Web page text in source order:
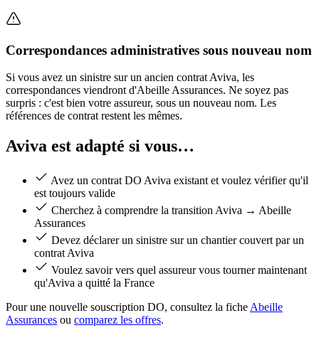
Correspondances administratives sous nouveau nom
Si vous avez un sinistre sur un ancien contrat Aviva, les
correspondances viendront d'Abeille Assurances. Ne soyez pas
surpris : c'est bien votre assureur, sous un nouveau nom. Les
références de contrat restent les mêmes.
Aviva est adapté si vous…
Avez un contrat DO Aviva existant et voulez vérifier qu'il
est toujours valide
Cherchez à comprendre la transition Aviva → Abeille
Assurances
Devez déclarer un sinistre sur un chantier couvert par un
contrat Aviva
Voulez savoir vers quel assureur vous tourner maintenant
qu'Aviva a quitté la France
Pour une nouvelle souscription DO, consultez la fiche Abeille
Assurances ou comparez les offres.